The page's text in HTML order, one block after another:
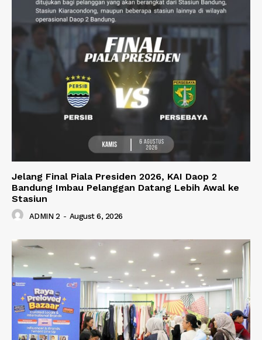
Jelang Final Piala Presiden 2026, KAI Daop 2
Bandung Imbau Pelanggan Datang Lebih Awal ke
Stasiun
ADMIN 2 - August 6, 2026